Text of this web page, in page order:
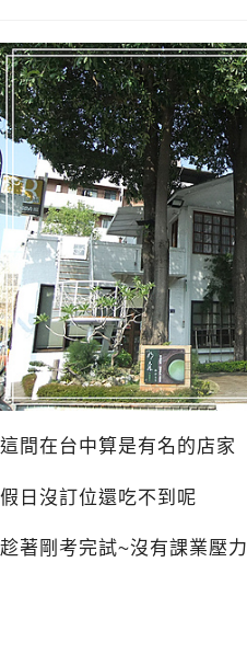
這間在台中算是有名的店家
假日沒訂位還吃不到呢
趁著剛考完試~沒有課業壓